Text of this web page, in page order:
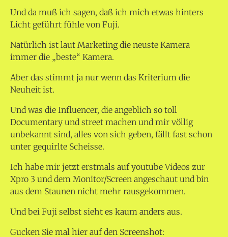
Und da muß ich sagen, daß ich mich etwas hinters
Licht geführt fühle von Fuji.
Natürlich ist laut Marketing die neuste Kamera
immer die „beste“ Kamera.
Aber das stimmt ja nur wenn das Kriterium die
Neuheit ist.
Und was die Influencer, die angeblich so toll
Documentary und street machen und mir völlig
unbekannt sind, alles von sich geben, fällt fast schon
unter gequirlte Scheisse.
Ich habe mir jetzt erstmals auf youtube Videos zur
Xpro 3 und dem Monitor/Screen angeschaut und bin
aus dem Staunen nicht mehr rausgekommen.
Und bei Fuji selbst sieht es kaum anders aus.
Gucken Sie mal hier auf den Screenshot: